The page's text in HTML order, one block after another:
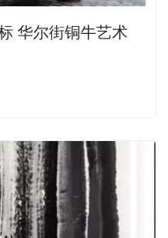
华尔街铜牛艺术